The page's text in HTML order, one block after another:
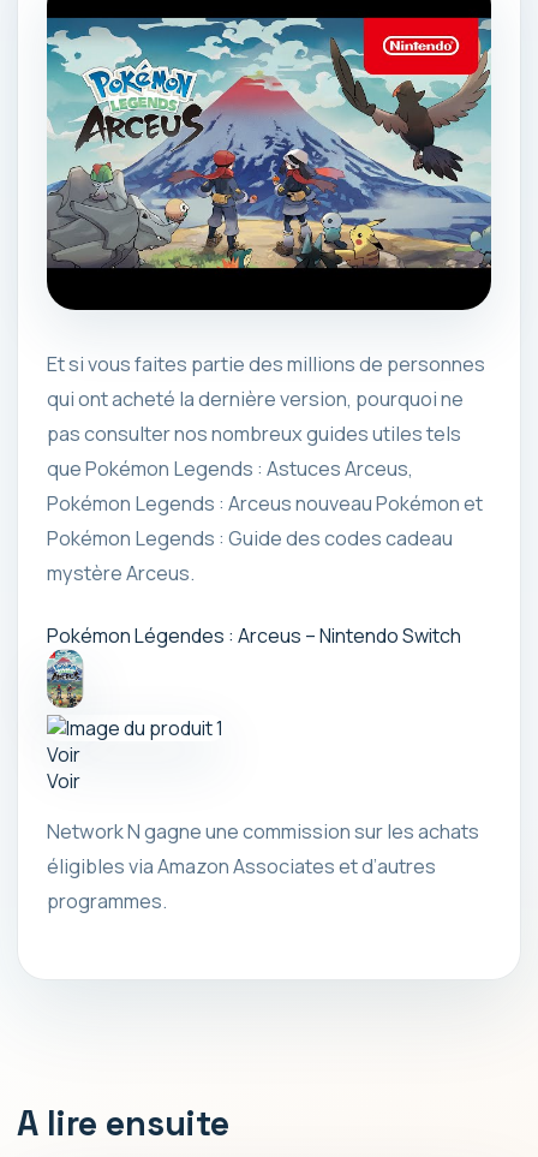
Et si vous faites partie des millions de personnes
qui ont acheté la dernière version, pourquoi ne
pas consulter nos nombreux guides utiles tels
que Pokémon Legends : Astuces Arceus,
Pokémon Legends : Arceus nouveau Pokémon et
Pokémon Legends : Guide des codes cadeau
mystère Arceus.
Pokémon Légendes : Arceus – Nintendo Switch
Voir
Voir
Network N gagne une commission sur les achats
éligibles via Amazon Associates et d’autres
programmes.
A lire ensuite